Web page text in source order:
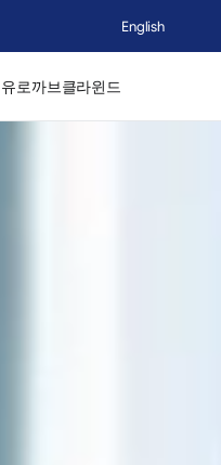
English
유로까브클라윈드